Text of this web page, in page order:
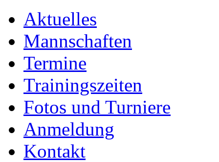
Aktuelles
Mannschaften
Termine
Trainingszeiten
Fotos und Turniere
Anmeldung
Kontakt